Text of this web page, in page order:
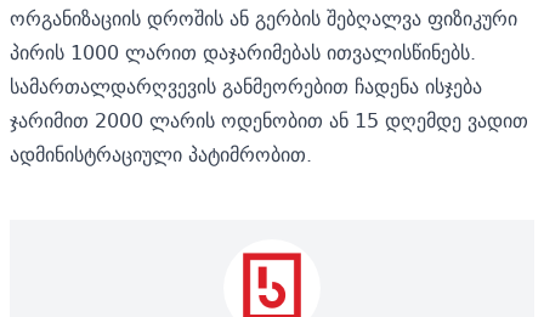
ორგანიზაციის დროშის ან გერბის შებღალვა ფიზიკური
პირის 1000 ლარით დაჯარიმებას ითვალისწინებს.
სამართალდარღვევის განმეორებით ჩადენა ისჯება
ჯარიმით 2000 ლარის ოდენობით ან 15 დღემდე ვადით
ადმინისტრაციული პატიმრობით.